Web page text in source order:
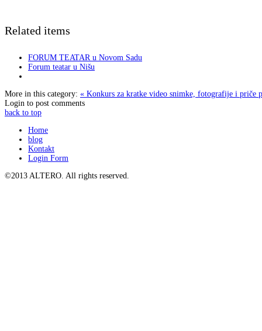
Related items
FORUM TEATAR u Novom Sadu
Forum teatar u Nišu
More in this category: « Konkurs za kratke video snimke, fotografije i priče
Login to post comments
back to top
Home
blog
Kontakt
Login Form
©2013 ALTERO. All rights reserved.